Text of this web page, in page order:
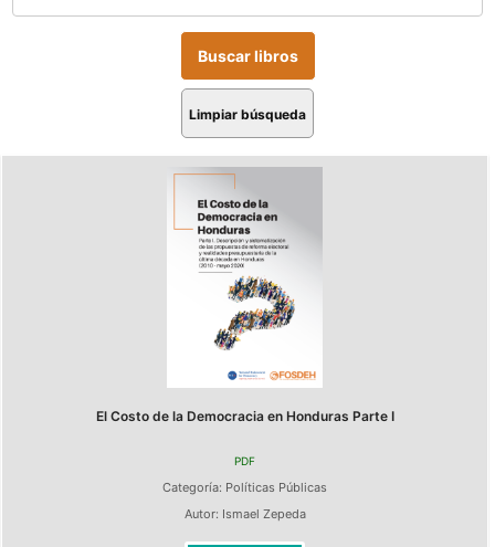
Limpiar búsqueda
El Costo de la Democracia en Honduras Parte I
PDF
Categoría: Políticas Públicas
Autor: Ismael Zepeda